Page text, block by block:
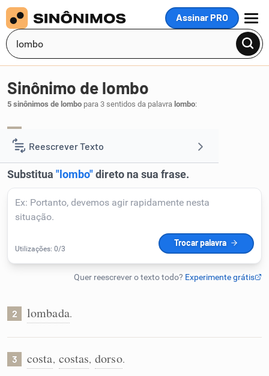
Assinar PRO
MENU
Reescrever Texto
Resumir Texto
Corrigir Texto
Detector de IA
Humanizador de IA
Sinônimo de lombo
5 sinônimos de lombo para 3 sentidos da palavra lombo:
2 lombada.
3 costa, costas, dorso.